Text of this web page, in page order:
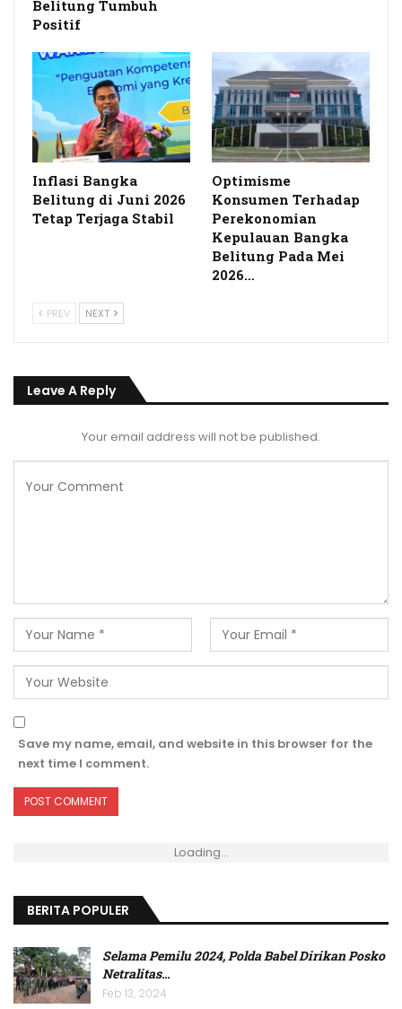
Belitung Tumbuh
Positif
Inflasi Bangka
Belitung di Juni 2026
Tetap Terjaga Stabil
Optimisme
Konsumen Terhadap
Perekonomian
Kepulauan Bangka
Belitung Pada Mei
2026…
PREV NEXT
Leave A Reply
Your email address will not be published.
Save my name, email, and website in this browser for the
next time I comment.
Loading...
BERITA POPULER
Selama Pemilu 2024, Polda Babel Dirikan Posko
Netralitas…
Feb 13, 2024